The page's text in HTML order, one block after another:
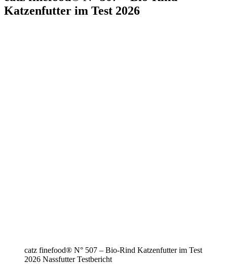
Katzenfutter im Test 2026
catz finefood® N° 507 – Bio-Rind Katzenfutter im Test
2026 Nassfutter Testbericht